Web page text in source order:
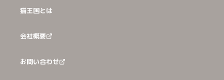
猫王国とは
会社概要
お問い合わせ